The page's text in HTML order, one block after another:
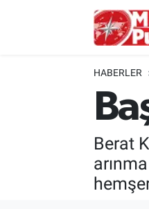
HABERLER
Berat
İstanbul Hava
İstanbul Namaz
İstanbul Trafik
Süper Lig Puan